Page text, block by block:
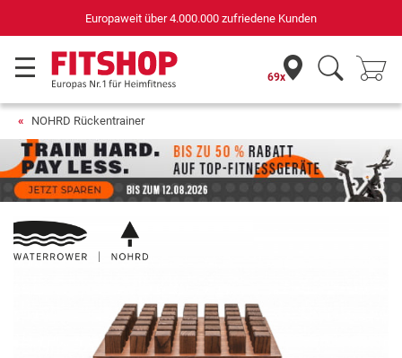
für Sportgeräte (n-tv+DISQ 2016-2024)
69x
NOHRD Rückentrainer